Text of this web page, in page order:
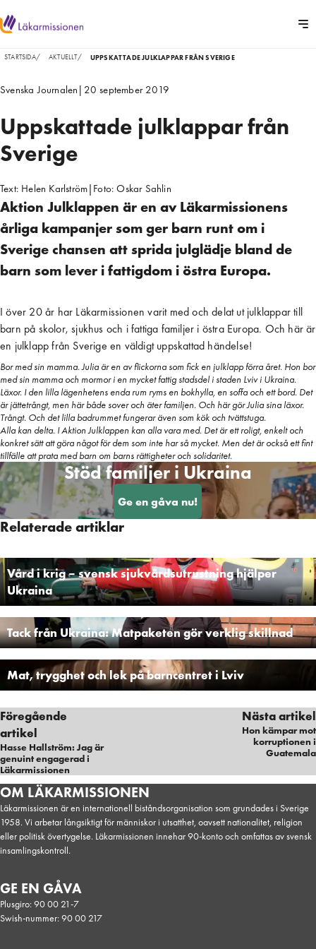
STARTSIDA/ AKTUELLT/ UPPSKATTADE JULKLAPPAR FRÅN SVERIGE
Svenska Journalen | 20 september 2019
Uppskattade julklappar från
Sverige
Text: Helen Karlström| Foto: Oskar Sahlin
Aktion Julklappen är en av Läkarmissionens
årliga kampanjer som ger barn runt om i
Sverige chansen att sprida julglädje bland de
barn som lever i fattigdom i östra Europa.
I över 20 år har Läkarmissionen varit med och delat ut julklappar till
barn på skolor, sjukhus och i fattiga familjer i östra Europa. Och här är
en julklapp från Sverige en väldigt uppskattad händelse!
Bor med sin mamma. Julia är en av flickorna som fick en julklapp förra året. Hon bor
med sin mamma och mormor i en mycket fattig stadsdel i staden Lviv i Ukraina.
Läxor. I den lilla lägenhetens enda rum ryms en bokhylla, en soffa och ett bord. Det
är jättetrångt, men här både sover och äter familjen. Och här gör Julia sina läxor.
Trångt. Och det lilla badrummet fungerar även som kök och tvättstuga.
Alla kan delta. I Aktion Julklappen kan alla vara med. Det är ett roligt, enkelt och
konkret sätt att göra något för dem som inte har så mycket. Men det är också ett fint
tillfälle att prata med barn om barns rättigheter och solidaritet.
Stöd familjer i Ukraina
Ge en gåva nu!
Relaterade artiklar
Vård i krig – svensk sjukvårdsutrustning hjälper
Ukraina
Tack från Ukraina: Matpaketen gör verklig skillnad
Mat, trygghet och lek på barncentret i Lviv
Föregående
artikel
Hasse Hallström: Jag är
genuint engagerad i
Läkarmissionen
Nästa artikel
Hon kämpar mot
korruptionen i
Guatemala
Ukraina, Reportage
OM LÄKARMISSIONEN
Läkarmissionen är en internationell biståndsorganisation som grundades i Sverige
1958. Vi arbetar långsiktigt för människor i utsatthet, oavsett nationalitet, religion
eller politisk övertygelse. Läkarmissionen innehar 90-konto och omfattas av svensk
insamlingskontroll.
GE EN GÅVA
Plusgiro: 90 00 21-7
Swish-nummer: 90 00 217